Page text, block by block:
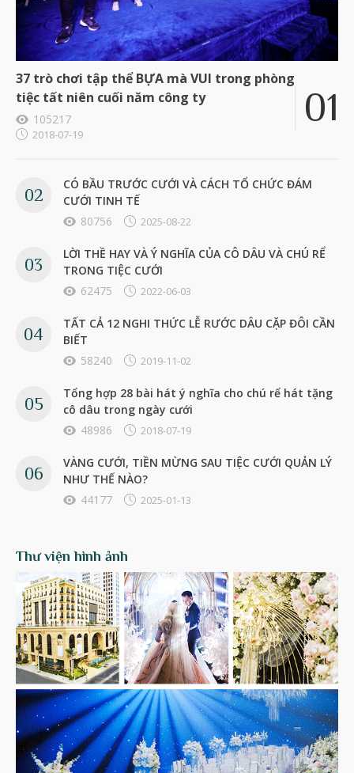
37 trò chơi tập thể BỰA mà VUI trong phòng
tiệc tất niên cuối năm công ty
105217
2018-07-19
CÓ BẦU TRƯỚC CƯỚI VÀ CÁCH TỔ CHỨC ĐÁM
CƯỚI TINH TẾ
80756
2025-08-22
LỜI THỀ HAY VÀ Ý NGHĨA CỦA CÔ DÂU VÀ CHÚ RỂ
TRONG TIỆC CƯỚI
62475
2022-06-03
TẤT CẢ 12 NGHI THỨC LỄ RƯỚC DÂU CẶP ĐÔI CẦN
BIẾT
58240
2019-11-02
Tổng hợp 28 bài hát ý nghĩa cho chú rể hát tặng
cô dâu trong ngày cưới
48986
2018-07-19
VÀNG CƯỚI, TIỀN MỪNG SAU TIỆC CƯỚI QUẢN LÝ
NHƯ THẾ NÀO?
44177
2025-01-13
Thư viện hình ảnh